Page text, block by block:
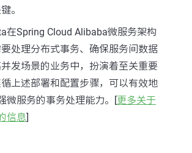
。
在Spring Cloud Alibaba微服务架构
处理分布式事务、确保服务间数据
发场景的业务中，扮演着至关重要
上述部署和配置步骤，可以有效地
微服务的事务处理能力。[更多关于
信息]